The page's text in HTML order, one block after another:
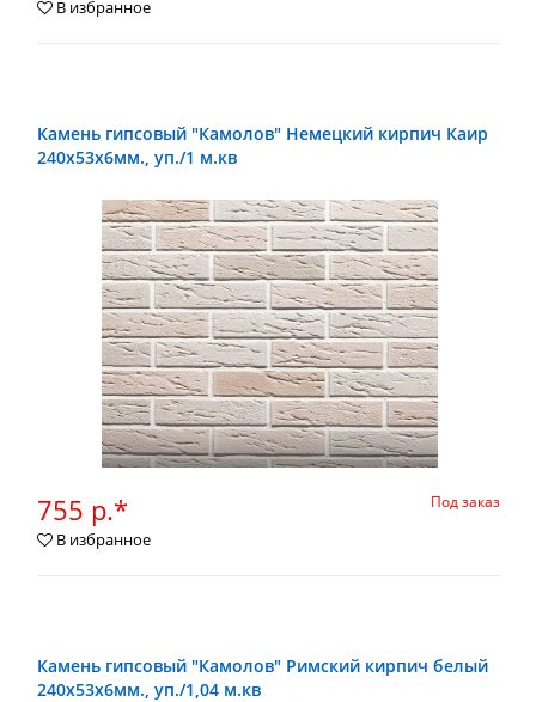
В избранное
Камень гипсовый "Камолов" Немецкий кирпич Каир
240х53х6мм., уп./1 м.кв
755 р.* Под заказ
В избранное
Камень гипсовый "Камолов" Римский кирпич белый
240х53х6мм., уп./1,04 м.кв